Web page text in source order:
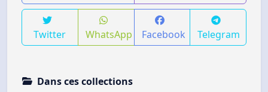
Twitter WhatsApp Facebook Telegram
Dans ces collections